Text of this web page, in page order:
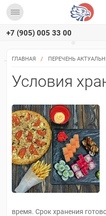
+7 (905) 005 33 00
МЕНЮ
СЕТЫ
КОМБО
WOK
ПИЦЦСТЕРЫ
ФРИ
НАПИТКИ
ГЛАВНАЯ / ПЕРЕЧЕНЬ
Условия
время. Срок хранения